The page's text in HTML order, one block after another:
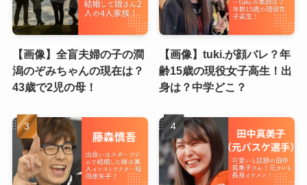
【画像】全盲夫婦の子の澗
潟のぞみちゃんの現在は？
43歳で2児の母！
【画像】tuki.が顔バレ？年
齢15歳の現役女子高生！出
身は？中学どこ？